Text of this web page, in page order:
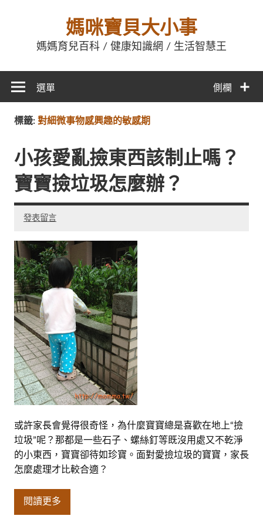
媽咪寶貝大小事
媽媽育兒百科 / 健康知識網 / 生活智慧王
側欄
選單
標籤: 對細微事物感興趣的敏感期
小孩愛亂撿東西該制止嗎？
寶寶撿垃圾怎麼辦？
發表留言
或許家長會覺得很奇怪，為什麼寶寶總是喜歡在地上“撿
垃圾”呢？那都是一些石子、螺絲釘等既沒用處又不乾淨
的小東西，寶寶卻待如珍寶。面對愛撿垃圾的寶寶，家長
怎麼處理才比較合適？
閱讀更多